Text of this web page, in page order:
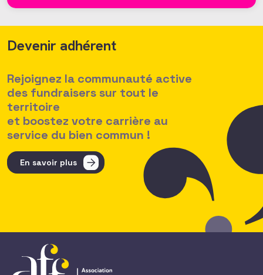
Devenir adhérent
Rejoignez la communauté active
des fundraisers sur tout le
territoire
et boostez votre carrière au
service du bien commun !
En savoir plus